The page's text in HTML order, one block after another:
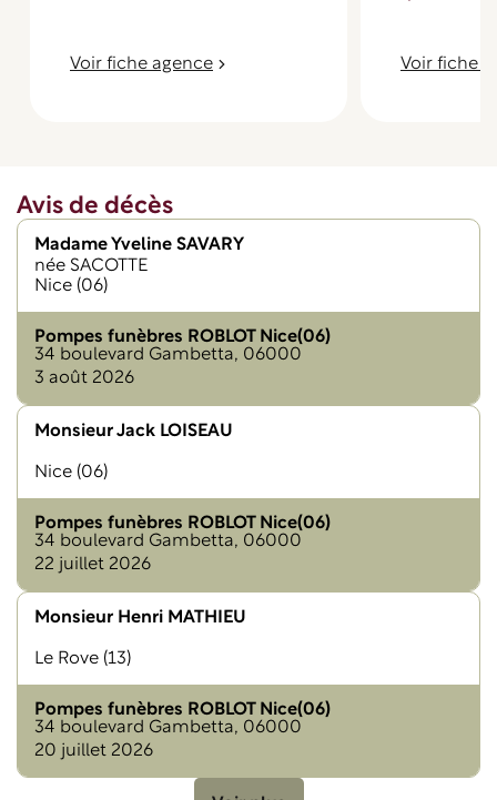
Voir fiche agence Voir fiche
Avis de décès
Madame Yveline SAVARY
née SACOTTE
Nice (06)
Pompes funèbres ROBLOT Nice(06)
34 boulevard Gambetta, 06000
3 août 2026
Monsieur Jack LOISEAU
Nice (06)
Pompes funèbres ROBLOT Nice(06)
34 boulevard Gambetta, 06000
22 juillet 2026
Monsieur Henri MATHIEU
Le Rove (13)
Pompes funèbres ROBLOT Nice(06)
34 boulevard Gambetta, 06000
20 juillet 2026